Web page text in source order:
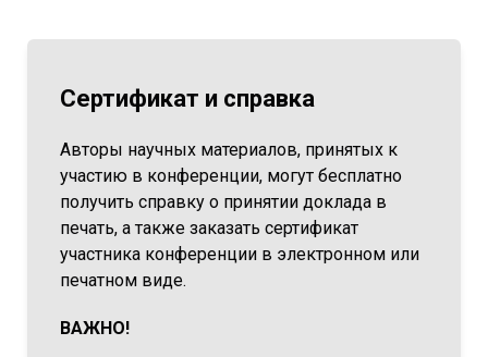
Сертификат и справка
Авторы научных материалов, принятых к
участию в конференции, могут бесплатно
получить справку о принятии доклада в
печать, а также заказать сертификат
участника конференции в электронном или
печатном виде.
ВАЖНО!